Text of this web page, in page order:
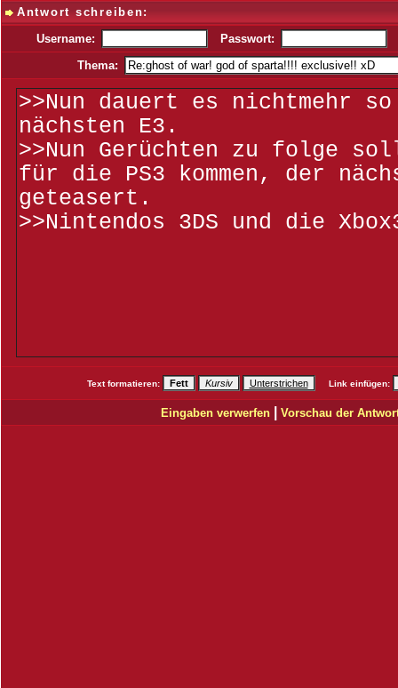
Antwort schreiben:
Username:
Passwort:
Thema:
Text formatieren: Link einfügen:
Eingaben verwerfen| Vorschau der